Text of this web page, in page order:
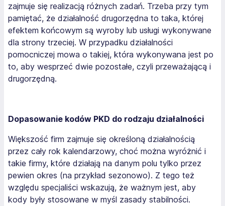
zajmuje się realizacją różnych zadań. Trzeba przy tym
pamiętać, że działalność drugorzędna to taka, której
efektem końcowym są wyroby lub usługi wykonywane
dla strony trzeciej. W przypadku działalności
pomocniczej mowa o takiej, która wykonywana jest po
to, aby wesprzeć dwie pozostałe, czyli przeważającą i
drugorzędną.
Dopasowanie kodów PKD do rodzaju działalności
Większość firm zajmuje się określoną działalnością
przez cały rok kalendarzowy, choć można wyróżnić i
takie firmy, które działają na danym polu tylko przez
pewien okres (na przykład sezonowo). Z tego też
względu specjaliści wskazują, że ważnym jest, aby
kody były stosowane w myśl zasady stabilności.